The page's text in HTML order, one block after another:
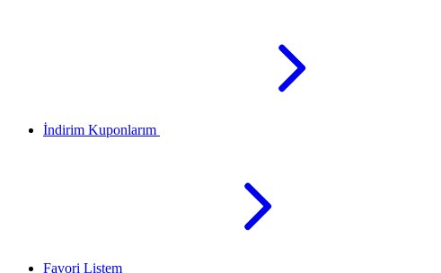
İndirim Kuponlarım
Favori Listem